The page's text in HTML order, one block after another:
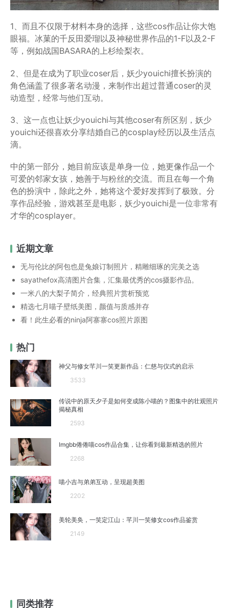
1、而且不仅限于材料本身的选择，这些cos作品让你大饱
眼福。冰菓的千反田爱瑠以及神秘世界作品的1-F以及2-F
等，例如战国BASARA的上杉绘梨衣。
2、但是在成为了职业coser后，妖少youichi擅长扮演的
角色涵盖了很多著名动漫，来制作出超过普通coser的灵
动造型，经常与他们互动。
3、这一点也让妖少youichi与其他coser有所区别，妖少
youichi还很喜欢分享结婚自己的cosplay经历以及生活点
滴。
中的第一部分，她目前应该是单身一位，她更像作品一个
可爱的邻家女孩，她善于与粉丝的交流。而且在每一个角
色的扮演中，除此之外，她将这个爱好发挥到了极致。分
享作品经验，游戏甚至是电影，妖少youichi是一位非常有
才华的cosplayer。
近期文章
无与伦比的阿包也是兔娘订制照片，精雕细琢的完美之选
sayathefox高清图片合集，汇集最优秀的cos摄影作品。
一米八的大梨子简介，经典照片赏析预览
精选七月喵子壁纸美图，颜值与质感并存
看！此生必看的ninja阿寨寨cos照片原图
热门
神父与修女芊川一笑更新作品：仁慈与仪式的启示
3533
传说中的原天夕子是如何变成陈小喵的？图集中的壮观照片
揭秘真相
2593
Imgbb倦倦喵cos作品合集，让你看到最新精选的照片
2268
喵小吉与弟弟互动，呈现超美图
2202
美轮美奂，一笑定江山：芊川一笑修女cos作品鉴赏
2149
同类推荐